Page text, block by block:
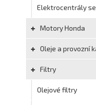
Elektrocentrály
Motory Honda
Oleje a provozní
Filtry
Olejové filtry